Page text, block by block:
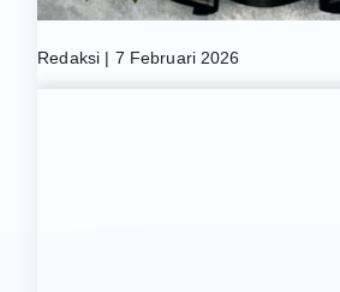
Redaksi | 7 Februari 2026